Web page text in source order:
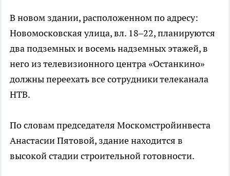
В новом здании, расположенном по адресу:
Новомосковская улица, вл. 18–22, планируются
два подземных и восемь надземных этажей, в
него из телевизионного центра «Останкино»
должны переехать все сотрудники телеканала
НТВ.
По словам председателя Москомстройинвеста
Анастасии Пятовой, здание находится в
высокой стадии строительной готовности.